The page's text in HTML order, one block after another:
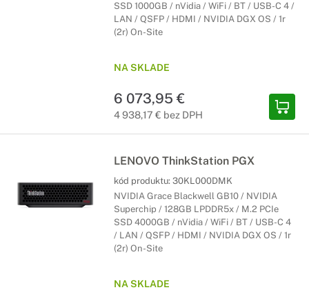
SSD 1000GB / nVidia / WiFi / BT / USB-C 4 /
LAN / QSFP / HDMI / NVIDIA DGX OS / 1r
(2r) On-Site
NA SKLADE
6 073,95 €
4 938,17 € bez DPH
LENOVO ThinkStation PGX
kód produktu: 30KL000DMK
NVIDIA Grace Blackwell GB10 / NVIDIA
Superchip / 128GB LPDDR5x / M.2 PCIe
SSD 4000GB / nVidia / WiFi / BT / USB-C 4
/ LAN / QSFP / HDMI / NVIDIA DGX OS / 1r
(2r) On-Site
NA SKLADE